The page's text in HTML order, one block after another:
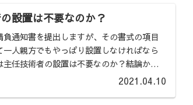
設置は不要なのか？
通知書を提出しますが、その書式の項目
人親方でもやっぱり設置しなければなら
主任技術者の設置は不要なのか？結論か…
2021.04.10